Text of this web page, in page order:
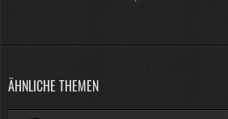
ÄHNLICHE THEMEN